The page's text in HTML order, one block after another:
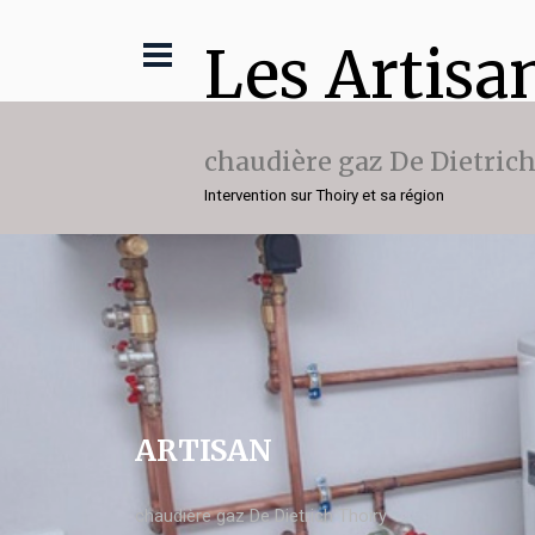
Les
chaudière gaz De Dietrich
Intervention sur Thoiry et sa région
ARTISAN
chaudière gaz De Dietrich Thoiry